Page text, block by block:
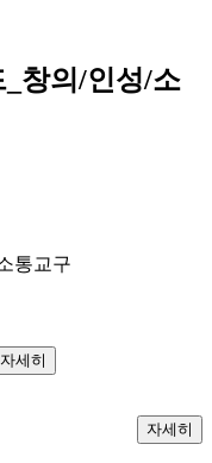
창의/인성/소
통교구
자세히
자세히